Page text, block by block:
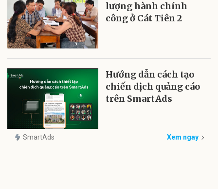
lượng hành chính
công ở Cát Tiên 2
Hướng dẫn cách tạo
chiến dịch quảng cáo
trên SmartAds
SmartAds Xem ngay